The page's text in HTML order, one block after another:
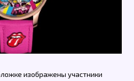
изображены участники